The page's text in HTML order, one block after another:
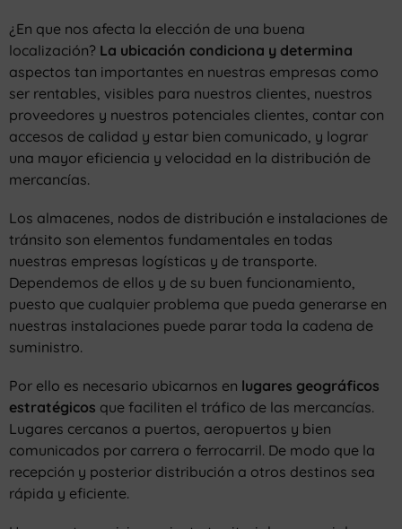
¿En que nos afecta la elección de una buena
localización? La ubicación condiciona y determina
aspectos tan importantes en nuestras empresas como
ser rentables, visibles para nuestros clientes, nuestros
proveedores y nuestros potenciales clientes, contar con
accesos de calidad y estar bien comunicado, y lograr
una mayor eficiencia y velocidad en la distribución de
mercancías.
Los almacenes, nodos de distribución e instalaciones de
tránsito son elementos fundamentales en todas
nuestras empresas logísticas y de transporte.
Dependemos de ellos y de su buen funcionamiento,
puesto que cualquier problema que pueda generarse en
nuestras instalaciones puede parar toda la cadena de
suministro.
Por ello es necesario ubicarnos en lugares geográficos
estratégicos que faciliten el tráfico de las mercancías.
Lugares cercanos a puertos, aeropuertos y bien
comunicados por carrera o ferrocarril. De modo que la
recepción y posterior distribución a otros destinos sea
rápida y eficiente.